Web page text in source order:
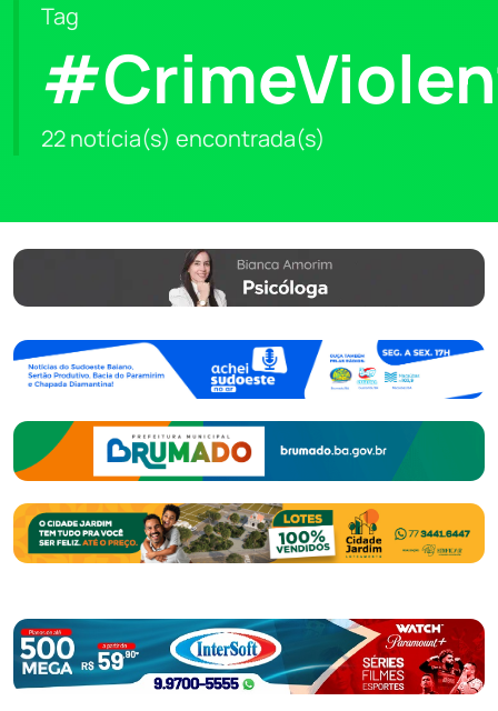
Tag
22 notícia(s) encontrada(s)